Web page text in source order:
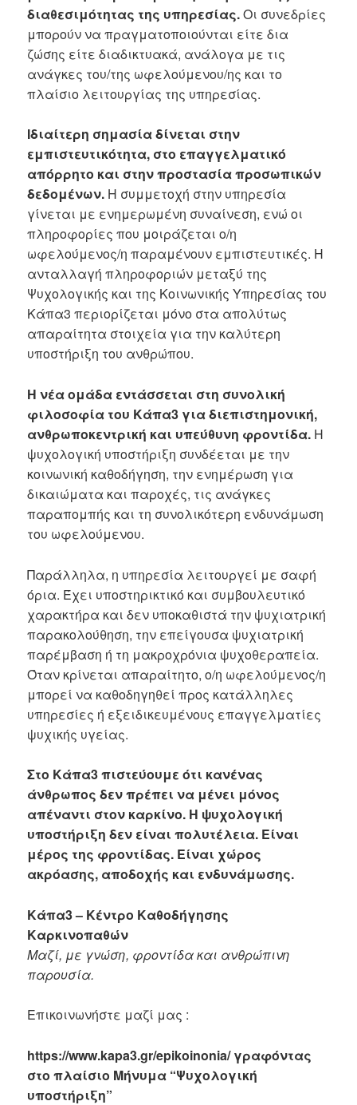
διαθεσιμότητας της υπηρεσίας.Οι συνεδρίες
μπορούν να πραγματοποιούνται είτε δια
ζώσης είτε διαδικτυακά, ανάλογα με τις
ανάγκες του/της ωφελούμενου/ης και το
πλαίσιο λειτουργίας της υπηρεσίας.
Ιδιαίτερη σημασία δίνεται στην
εμπιστευτικότητα, στο επαγγελματικό
απόρρητο και στην προστασία προσωπικών
δεδομένων. Η συμμετοχή στην υπηρεσία
γίνεται με ενημερωμένη συναίνεση, ενώ οι
πληροφορίες που μοιράζεται ο/η
ωφελούμενος/η παραμένουν εμπιστευτικές. Η
ανταλλαγή πληροφοριών μεταξύ της
Ψυχολογικής και της Κοινωνικής Υπηρεσίας του
Κάπα3 περιορίζεται μόνο στα απολύτως
απαραίτητα στοιχεία για την καλύτερη
υποστήριξη του ανθρώπου.
Η νέα ομάδα εντάσσεται στη συνολική
φιλοσοφία του Κάπα3 για διεπιστημονική,
ανθρωποκεντρική και υπεύθυνη φροντίδα. Η
ψυχολογική υποστήριξη συνδέεται με την
κοινωνική καθοδήγηση, την ενημέρωση για
δικαιώματα και παροχές, τις ανάγκες
παραπομπής και τη συνολικότερη ενδυνάμωση
του ωφελούμενου.
Παράλληλα, η υπηρεσία λειτουργεί με σαφή
όρια. Έχει υποστηρικτικό και συμβουλευτικό
χαρακτήρα και δεν υποκαθιστά την ψυχιατρική
παρακολούθηση, την επείγουσα ψυχιατρική
παρέμβαση ή τη μακροχρόνια ψυχοθεραπεία.
Όταν κρίνεται απαραίτητο, ο/η ωφελούμενος/η
μπορεί να καθοδηγηθεί προς κατάλληλες
υπηρεσίες ή εξειδικευμένους επαγγελματίες
ψυχικής υγείας.
Στο Κάπα3 πιστεύουμε ότι κανένας
άνθρωπος δεν πρέπει να μένει μόνος
απέναντι στον καρκίνο. Η ψυχολογική
υποστήριξη δεν είναι πολυτέλεια. Είναι
μέρος της φροντίδας. Είναι χώρος
ακρόασης, αποδοχής και ενδυνάμωσης.
Κάπα3 – Κέντρο Καθοδήγησης
Καρκινοπαθών
Μαζί, με γνώση, φροντίδα και ανθρώπινη
παρουσία.
Επικοινωνήστε μαζί μας :
https://www.kapa3.gr/epikoinonia/ γραφόντας
στο πλαίσιο Μήνυμα “Ψυχολογική
υποστήριξη”